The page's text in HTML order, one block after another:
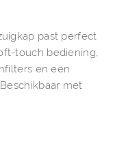
past perfect
touch bediening,
en een
met